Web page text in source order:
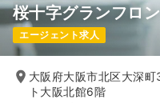
桜十字グランフロ
エージェント求人
大阪府大阪市北区大深
ト大阪北館6階